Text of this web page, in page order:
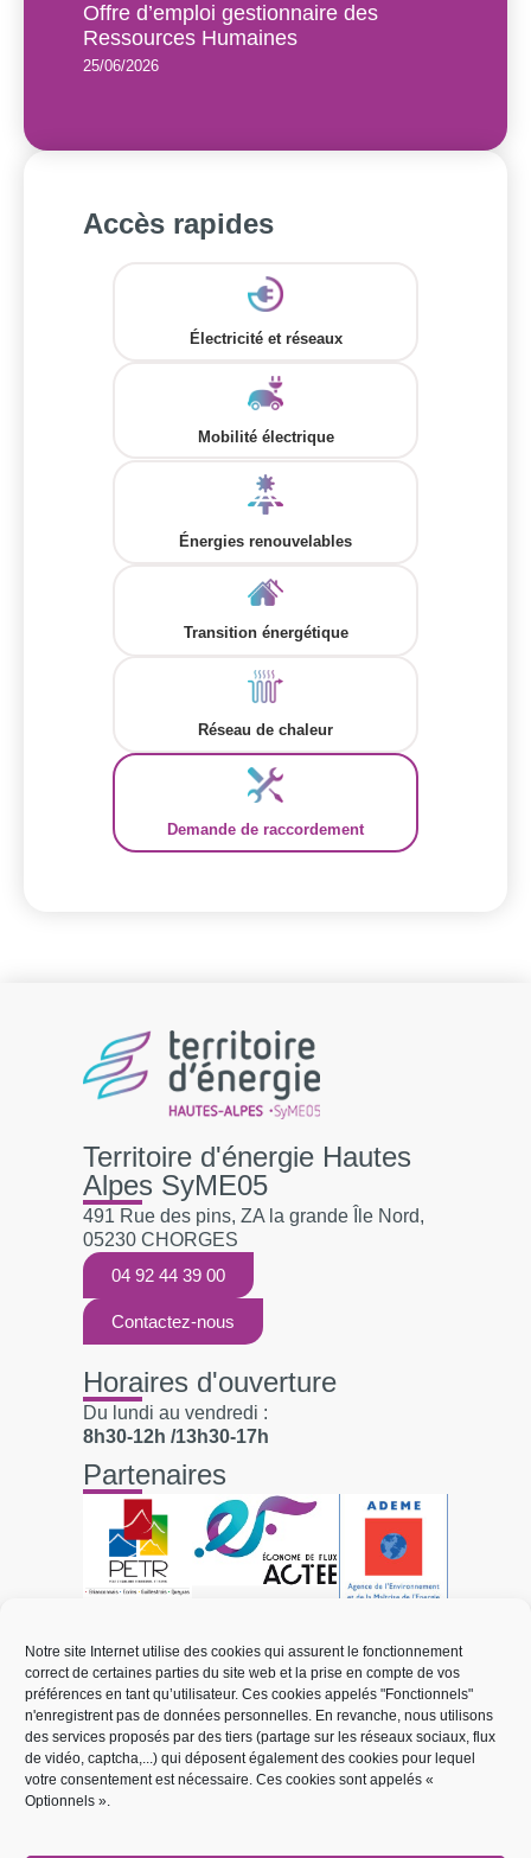
Notre site Internet utilise des cookies qui assurent le fonctionnement
correct de certaines parties du site web et la prise en compte de vos
préférences en tant qu’utilisateur. Ces cookies appelés "Fonctionnels"
n'enregistrent pas de données personnelles. En revanche, nous utilisons
des services proposés par des tiers (partage sur les réseaux sociaux, flux
de vidéo, captcha,...) qui déposent également des cookies pour lequel
votre consentement est nécessaire. Ces cookies sont appelés «
Optionnels ».
Offre d’emploi gestionnaire des
Ressources Humaines
25/06/2026
Accès rapides
Électricité et réseaux
Mobilité électrique
Énergies renouvelables
Transition énergétique
Réseau de chaleur
Demande de raccordement
Territoire d'énergie Hautes
Alpes SyME05
491 Rue des pins, ZA la grande Île Nord,
05230 CHORGES
04 92 44 39 00
Contactez-nous
Horaires d'ouverture
Du lundi au vendredi :
8h30-12h /13h30-17h
Partenaires
Liens utiles
Électricité et réseaux
Mobilité électrique
Énergies renouvelables